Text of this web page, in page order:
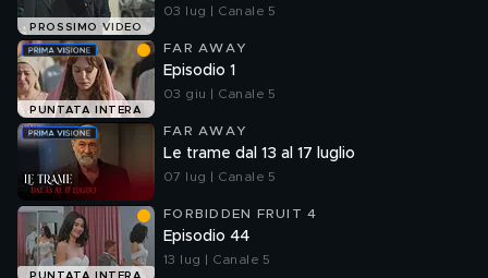
PROSSIMO VIDEO
03 lug | Canale 5
PUNTATA INTERA
FAR AWAY
Episodio 1
03 giu | Canale 5
FAR AWAY
Le trame dal 13 al 17 luglio
07 lug | Canale 5
FORBIDDEN FRUIT 4
Episodio 44
13 lug | Canale 5